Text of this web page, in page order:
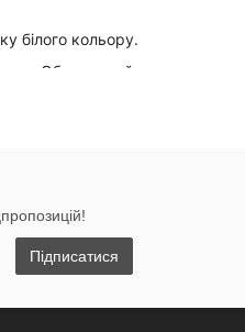
білого кольору.
Обладнаний
для зручної стикування.
Підписатися